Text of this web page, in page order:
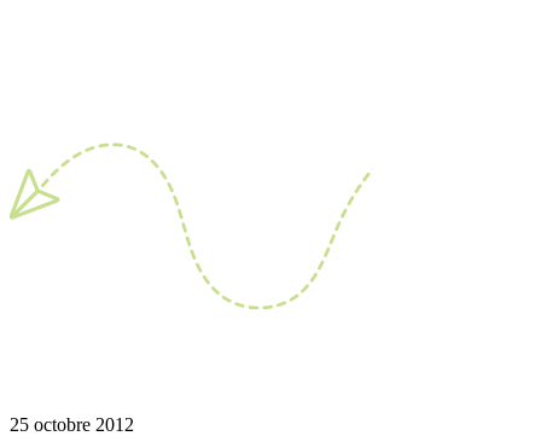
25 octobre 2012